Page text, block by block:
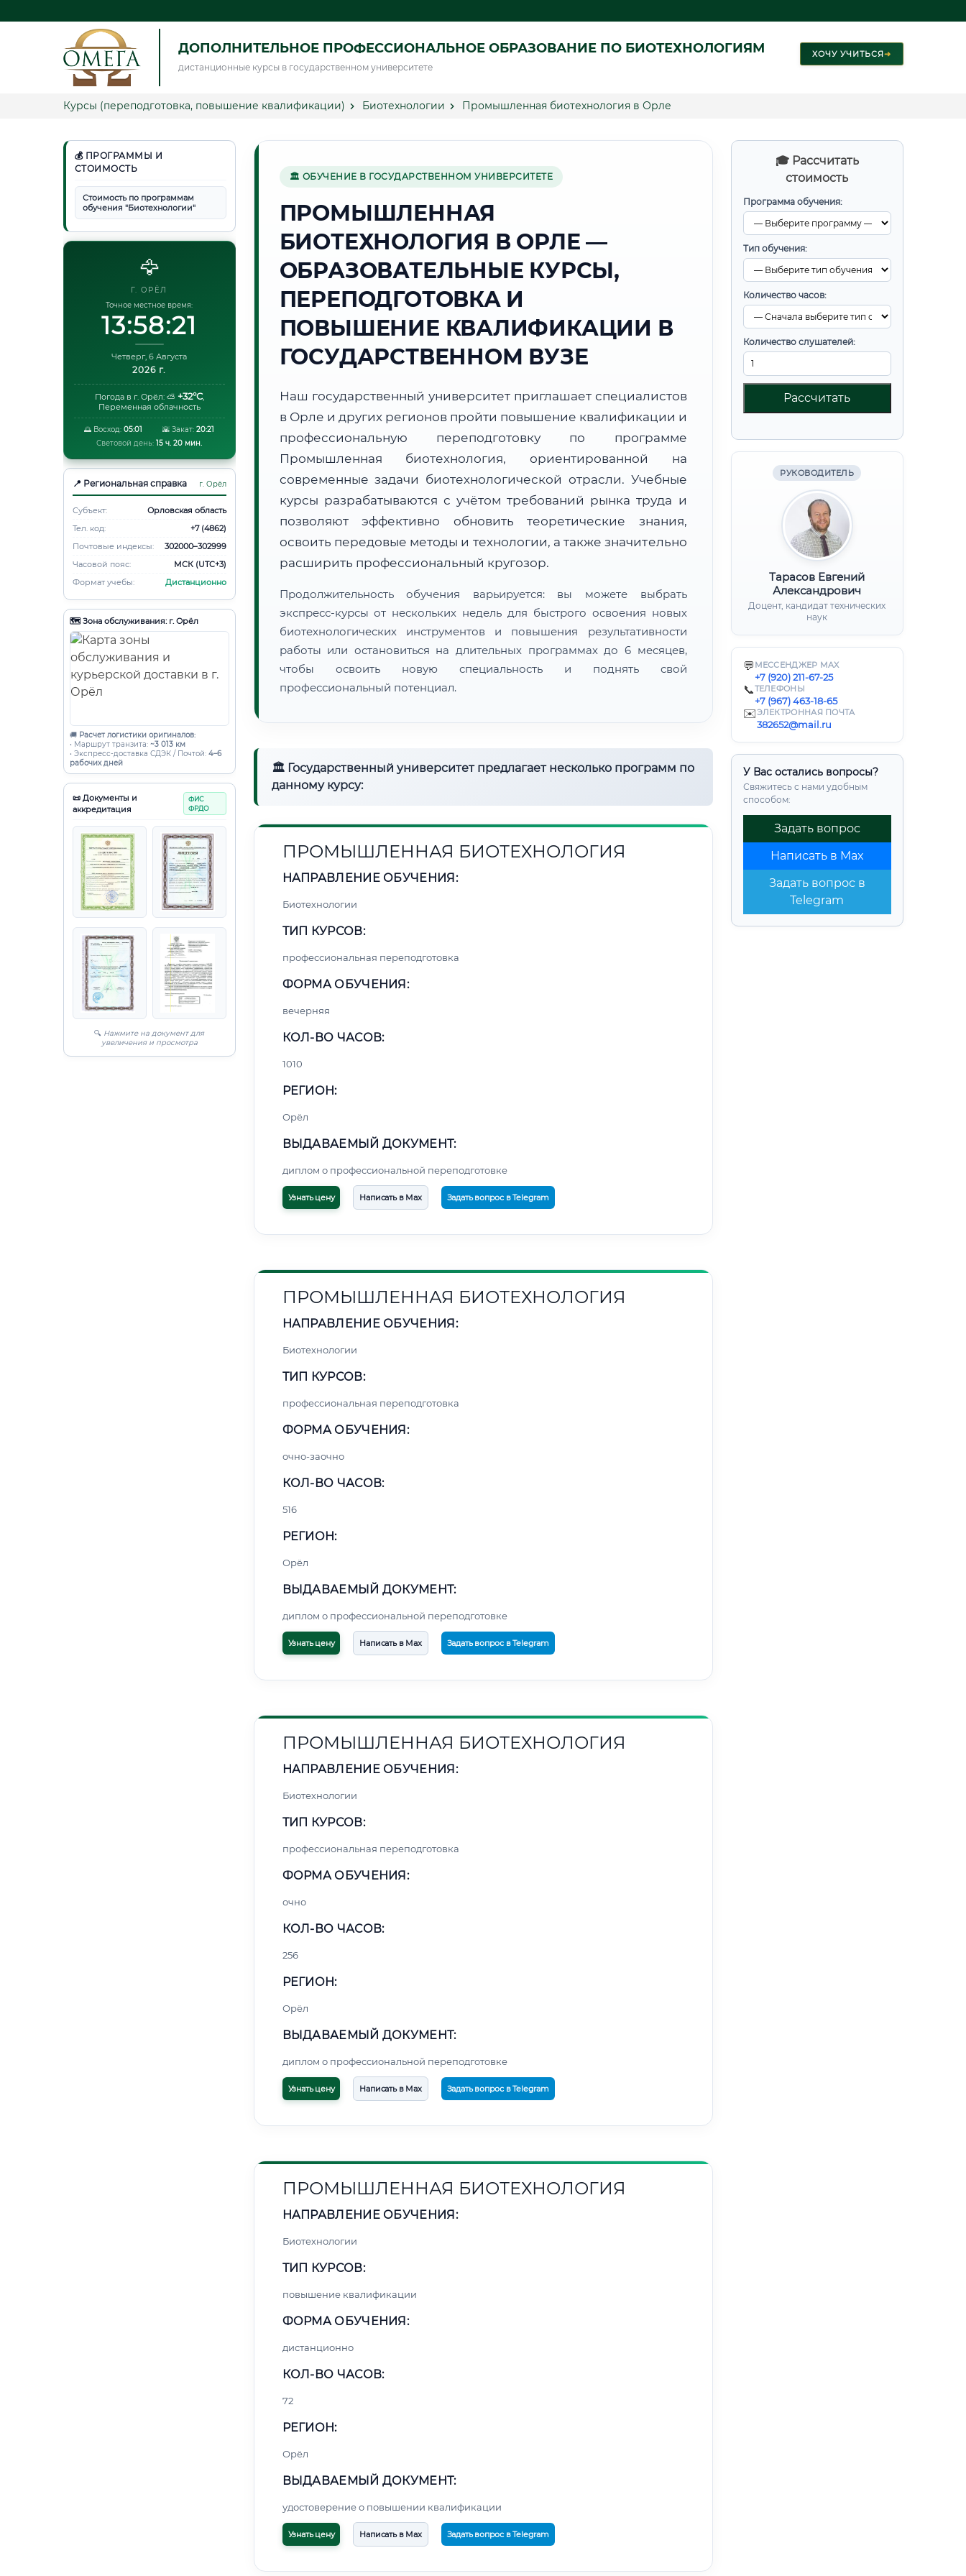
ДОПОЛНИТЕЛЬНОЕ ПРОФЕССИОНАЛЬНОЕ ОБРАЗОВАНИЕ ПО БИОТЕХНОЛОГИЯМ
дистанционные курсы в государственном университете
ХОЧУ УЧИТЬСЯ➜
Курсы (переподготовка, повышение квалификации) Биотехнологии Промышленная биотехнология в Орле
💰 ПРОГРАММЫ И
СТОИМОСТЬ
Стоимость по программам
обучения "Биотехнологии"
🦅
Г. ОРЁЛ
Точное местное время:
13:58:22
Четверг, 6 Августа
2026 г.
Погода в г. Орёл: ⛅ +32°C,
Переменная облачность
🌅 Восход: 05:01 🌇 Закат:20:21
Световой день: 15 ч. 20 мин.
📍 Региональная справка г. Орёл
Субъект:
Орловская область
Тел. код:
+7 (4862)
Почтовые индексы:
302000–302999
Часовой пояс:
МСК (UTC+3)
Формат учебы:
Дистанционно
🗺️ Зона обслуживания: г. Орёл
🚚 Расчет логистики оригиналов:
• Маршрут транзита: ~3 013 км
• Экспресс-доставка СДЭК / Почтой: 4–6
рабочих дней
📜 Документы и
аккредитация
ФИС
ФРДО
🔍 Нажмите на документ для
увеличения и просмотра
🎓 Рассчитать
стоимость
Программа обучения:
Тип обучения:
Количество часов:
Количество слушателей:
Рассчитать
РУКОВОДИТЕЛЬ
Тарасов Евгений
Александрович
Доцент, кандидат технических
наук
💬 МЕССЕНДЖЕР MAX
+7 (920) 211-67-25
📞ТЕЛЕФОНЫ
+7 (967) 463-18-65
✉️ЭЛЕКТРОННАЯ ПОЧТА
382652@mail.ru
У Вас остались вопросы?
Свяжитесь с нами удобным
способом:
Задать вопрос
Написать в Max
Задать вопрос в
Telegram
🏛 ОБУЧЕНИЕ В ГОСУДАРСТВЕННОМ УНИВЕРСИТЕТЕ
ПРОМЫШЛЕННАЯ
БИОТЕХНОЛОГИЯ В ОРЛЕ —
ОБРАЗОВАТЕЛЬНЫЕ КУРСЫ,
ПЕРЕПОДГОТОВКА И
ПОВЫШЕНИЕ КВАЛИФИКАЦИИ В
ГОСУДАРСТВЕННОМ ВУЗЕ
Наш государственный университет приглашает специалистов
в Орле и других регионов пройти повышение квалификации и
профессиональную переподготовку по программе
Промышленная биотехнология, ориентированной на
современные задачи биотехнологической отрасли. Учебные
курсы разрабатываются с учётом требований рынка труда и
позволяют эффективно обновить теоретические знания,
освоить передовые методы и технологии, а также значительно
расширить профессиональный кругозор.
Продолжительность обучения варьируется: вы можете выбрать
экспресс-курсы от нескольких недель для быстрого освоения новых
биотехнологических инструментов и повышения результативности
работы или остановиться на длительных программах до 6 месяцев,
чтобы освоить новую специальность и поднять свой
профессиональный потенциал.
🏛 Государственный университет предлагает несколько программ по
данному курсу:
ПРОМЫШЛЕННАЯ БИОТЕХНОЛОГИЯ
НАПРАВЛЕНИЕ ОБУЧЕНИЯ:
Биотехнологии
ТИП КУРСОВ:
профессиональная переподготовка
ФОРМА ОБУЧЕНИЯ:
вечерняя
КОЛ-ВО ЧАСОВ:
1010
РЕГИОН:
Орёл
ВЫДАВАЕМЫЙ ДОКУМЕНТ:
диплом о профессиональной переподготовке
Узнать цену Написать в Max Задать вопрос в Telegram
ПРОМЫШЛЕННАЯ БИОТЕХНОЛОГИЯ
НАПРАВЛЕНИЕ ОБУЧЕНИЯ:
Биотехнологии
ТИП КУРСОВ:
профессиональная переподготовка
ФОРМА ОБУЧЕНИЯ:
очно-заочно
КОЛ-ВО ЧАСОВ:
516
РЕГИОН:
Орёл
ВЫДАВАЕМЫЙ ДОКУМЕНТ:
диплом о профессиональной переподготовке
Узнать цену Написать в Max Задать вопрос в Telegram
ПРОМЫШЛЕННАЯ БИОТЕХНОЛОГИЯ
НАПРАВЛЕНИЕ ОБУЧЕНИЯ:
Биотехнологии
ТИП КУРСОВ:
профессиональная переподготовка
ФОРМА ОБУЧЕНИЯ:
очно
КОЛ-ВО ЧАСОВ:
256
РЕГИОН:
Орёл
ВЫДАВАЕМЫЙ ДОКУМЕНТ:
диплом о профессиональной переподготовке
Узнать цену Написать в Max Задать вопрос в Telegram
ПРОМЫШЛЕННАЯ БИОТЕХНОЛОГИЯ
НАПРАВЛЕНИЕ ОБУЧЕНИЯ:
Биотехнологии
ТИП КУРСОВ:
повышение квалификации
ФОРМА ОБУЧЕНИЯ:
дистанционно
КОЛ-ВО ЧАСОВ:
72
РЕГИОН:
Орёл
ВЫДАВАЕМЫЙ ДОКУМЕНТ:
удостоверение о повышении квалификации
Узнать цену Написать в Max Задать вопрос в Telegram